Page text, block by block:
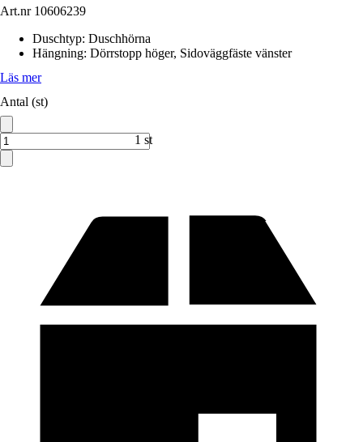
Art.nr 10606239
Duschtyp: Duschhörna
Hängning: Dörrstopp höger, Sidoväggfäste vänster
Läs mer
Antal (st)
1 st